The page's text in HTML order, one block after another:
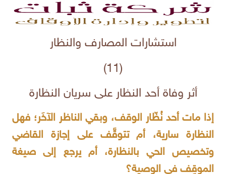
استشارات المصارف والنظار
(11)
أثر وفاة أحد النظار على سريان النظارة
إذا مات أحد نُظّار الوقف، وبقي الناظر الآخَر؛ فهل
النظارة سارية، أم تتوقَّف على إجازة القاضي
وتخصيص الحي بالنظارة، أم يرجع إلى صيغة
الموقِف في الوصية؟